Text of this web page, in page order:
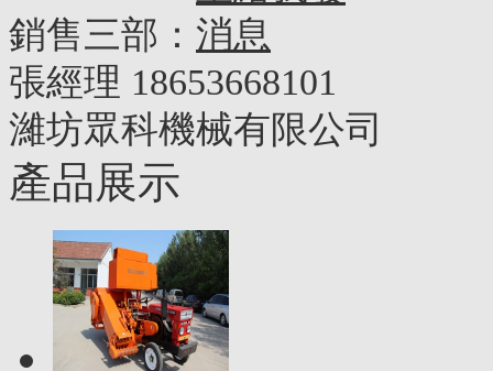
銷售三部：
張經理 18653668101
濰坊眾科機械有限公司
產品展示